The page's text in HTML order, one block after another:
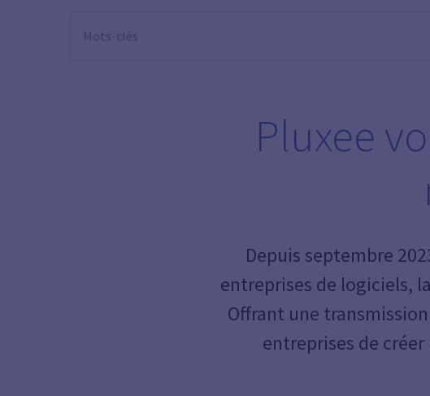
Pluxee
Depuis septembre
entreprises de logiciels,
Offrant une
entreprises de